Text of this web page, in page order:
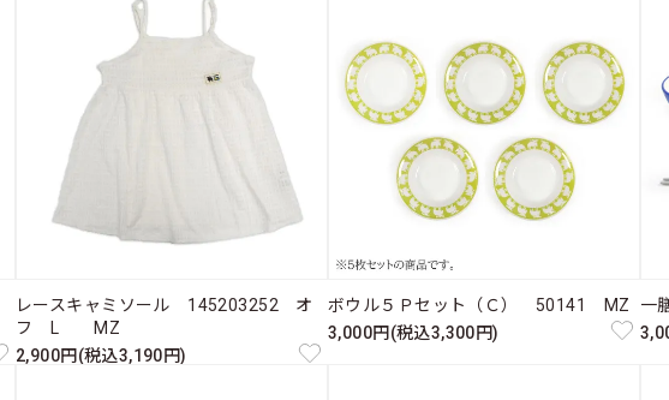
レースキャミソール 145203252 オ
フ L MZ
2,900円(税込3,190円)
ボウル５Ｐセット（Ｃ） 50141 MZ
3,000円(税込3,300円)
一